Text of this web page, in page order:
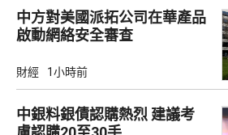
中方對美國派拓公司在華產品
啟動網絡安全審查
財經 1小時前
中銀料銀債認購熱烈 建議考